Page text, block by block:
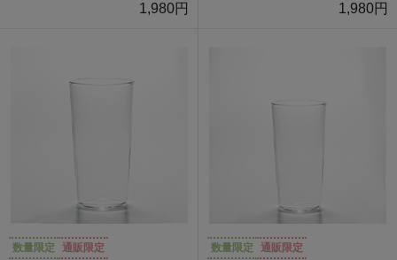
1,980円
1,980円
数量限定 通販限定 数量限定 通販限定